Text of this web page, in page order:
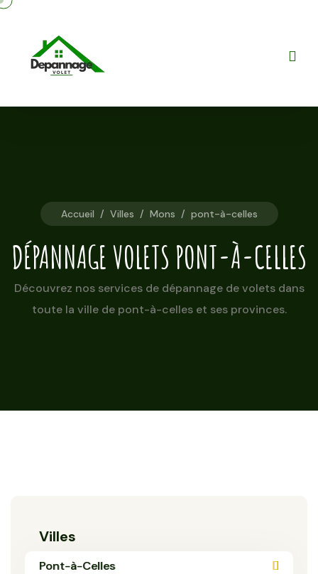
Accueil / Villes / Mons / pont-à-celles
DÉPANNAGE VOLETS PONT-À-CELLES
Découvrez nos services de dépannage de volets dans
toute la ville de pont-à-celles et ses provinces.
Villes
Pont-à-Celles